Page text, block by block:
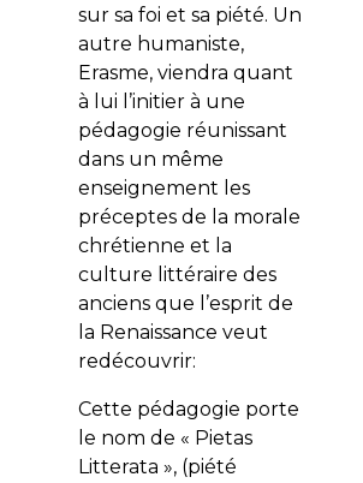
sur sa foi et sa piété. Un
autre humaniste,
Erasme, viendra quant
à lui l’initier à une
pédagogie réunissant
dans un même
enseignement les
préceptes de la morale
chrétienne et la
culture littéraire des
anciens que l’esprit de
la Renaissance veut
redécouvrir:
Cette pédagogie porte
le nom de « Pietas
Litterata », (piété